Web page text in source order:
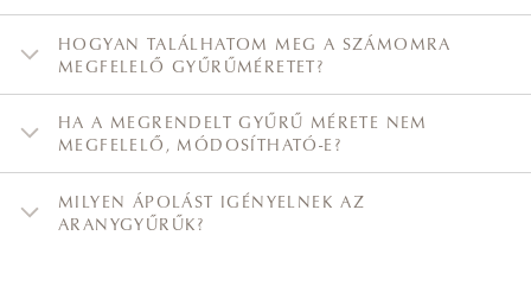
HOGYAN TALÁLHATOM MEG A SZÁMOMRA
MEGFELELŐ GYŰRŰMÉRETET?
HA A MEGRENDELT GYŰRŰ MÉRETE NEM
MEGFELELŐ, MÓDOSÍTHATÓ-E?
MILYEN ÁPOLÁST IGÉNYELNEK AZ
ARANYGYŰRŰK?